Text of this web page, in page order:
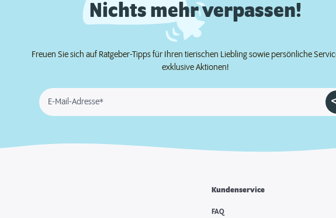
Nichts mehr verpassen!
Freuen Sie sich auf Ratgeber-Tipps für Ihren tierischen Liebling sowie persönliche
exklusive Aktionen!
E-Mail-Adresse*
Kundenservice
FAQ